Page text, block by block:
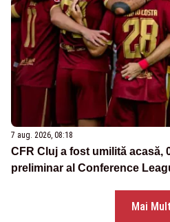
7 aug. 2026, 08:18
CFR Cluj a fost umilită acasă,
preliminar al Conference
Mai